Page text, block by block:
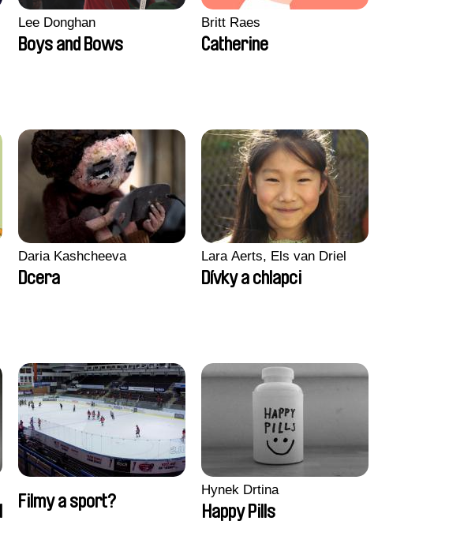
Lee Donghan
Boys and Bows
Britt Raes
Catherine
Daria Kashcheeva
Dcera
Lara Aerts, Els van Driel
Dívky a chlapci
Filmy a sport?
Hynek Drtina
Happy Pills